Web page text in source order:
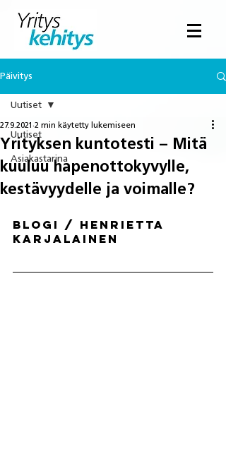
Päivitys
Uutiset
Asiakastarina
Uutiset
Yrityksen kuntotesti – Mitä
kuuluu hapenottokyvylle,
kestävyydelle ja voimalle?
27.9.2021 2 min käytetty lukemiseen
Blogi / Henrietta
Karjalainen